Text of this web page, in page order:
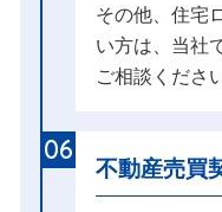
その他、住宅
い方は、当社
ご相談ください
06
不動産売買